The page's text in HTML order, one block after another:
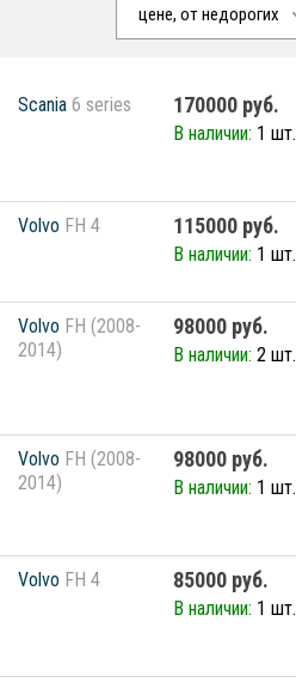
цене, от недорогих
Scania 6 series 170000 руб.
В наличии: 1 шт.
Volvo FH 4 115000 руб.
В наличии: 1 шт.
Volvo FH (2008-
2014)
98000 руб.
В наличии: 2 шт.
Volvo FH (2008-
2014)
98000 руб.
В наличии: 1 шт.
Volvo FH 4 85000 руб.
В наличии: 1 шт.